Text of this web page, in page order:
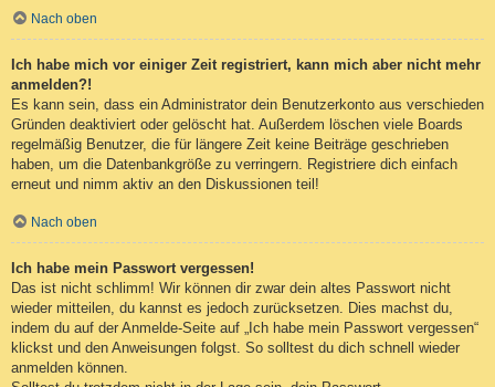
Nach oben
Ich habe mich vor einiger Zeit registriert, kann mich aber nicht mehr
anmelden?!
Es kann sein, dass ein Administrator dein Benutzerkonto aus verschieden
Gründen deaktiviert oder gelöscht hat. Außerdem löschen viele Boards
regelmäßig Benutzer, die für längere Zeit keine Beiträge geschrieben
haben, um die Datenbankgröße zu verringern. Registriere dich einfach
erneut und nimm aktiv an den Diskussionen teil!
Nach oben
Ich habe mein Passwort vergessen!
Das ist nicht schlimm! Wir können dir zwar dein altes Passwort nicht
wieder mitteilen, du kannst es jedoch zurücksetzen. Dies machst du,
indem du auf der Anmelde-Seite auf „Ich habe mein Passwort vergessen“
klickst und den Anweisungen folgst. So solltest du dich schnell wieder
anmelden können.